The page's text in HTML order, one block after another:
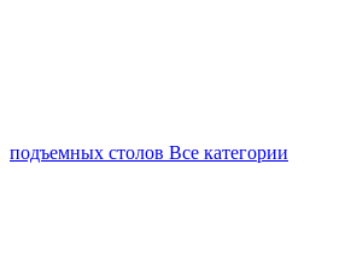
подъемных столов Все категории